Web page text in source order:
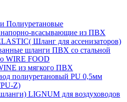
всасывающие из ПВХ
Шланг для ассенизаторов)
шланги ПВХ со стальной
WIRE FOOD
из мягкого ПВХ
полиуретановый PU 0,5мм
Z)
LIGNUM для воздуховодов